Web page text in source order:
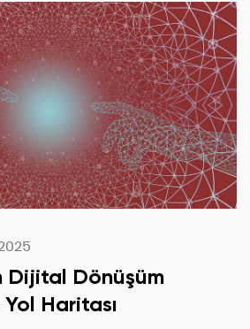
Dijital Dönüşüm
Haritası